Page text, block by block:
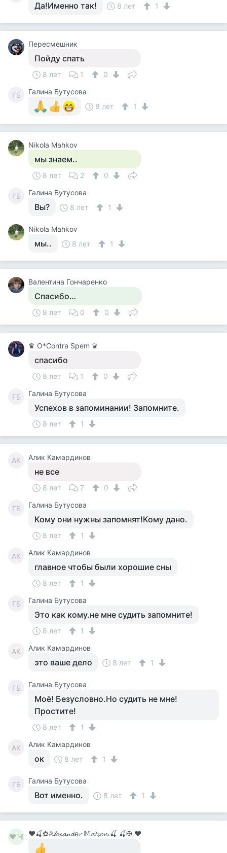
Да!Именно так! 8 лет 1
Пересмешник
Пойду спать
8 лет 1 0
ГБ
Галина Бутусова
8 лет
1
Nikola Mahkov
мы знаем..
8 лет 2 0
ГБ Галина Бутусова
Вы? 8 лет 1
Nikola Mahkov
мы.. 8 лет 1
Валентина Гончаренко
Спасибо…
8 лет 0 0
♛ О*Contra Spem ♛
спасибо
8 лет 1 0
ГБ Галина Бутусова
Успехов в запоминании! Запомните.
8 лет 1
АК Алик Камардинов
не все
8 лет 7 0
ГБ Галина Бутусова
Кому они нужны запомнят!Кому дано.
8 лет 1
АК Алик Камардинов
главное чтобы были хорошие сны
8 лет 1
ГБ Галина Бутусова
Это как кому.не мне судить запомните!
8 лет 1
АК Алик Камардинов
это ваше дело 8 лет 1
ГБ Галина Бутусова
Моё! Безусловно.Но судить не мне!
Простите!
8 лет 1
АК Алик Камардинов
ок 8 лет 1
ГБ Галина Бутусова
Вот именно. 8 лет 1
♥𝕄 ♥🍒✿𝔸𝓁𝓮𝔁𝓪𝓃𝓭е𝓻 𝕄𝓪𝓽𝓼𝓸𝓷.🍒 🍒✠ ♥